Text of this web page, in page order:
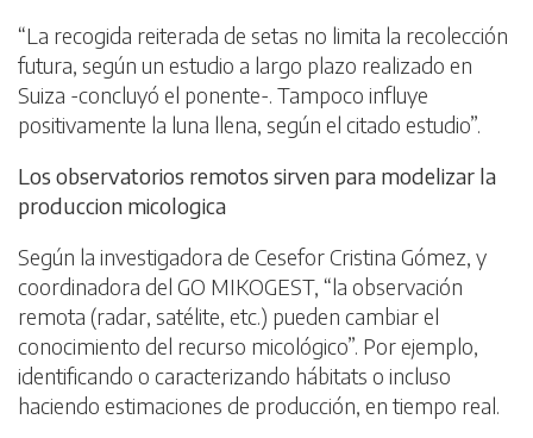
“La recogida reiterada de setas no limita la recolección
futura, según un estudio a largo plazo realizado en
Suiza -concluyó el ponente-. Tampoco influye
positivamente la luna llena, según el citado estudio”.
Los observatorios remotos sirven para modelizar la
produccion micologica
Según la investigadora de Cesefor Cristina Gómez, y
coordinadora del GO MIKOGEST, “la observación
remota (radar, satélite, etc.) pueden cambiar el
conocimiento del recurso micológico”. Por ejemplo,
identificando o caracterizando hábitats o incluso
haciendo estimaciones de producción, en tiempo real.